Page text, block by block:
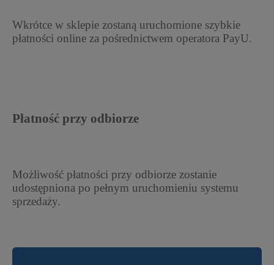
Wkrótce w sklepie zostaną uruchomione szybkie
płatności online za pośrednictwem operatora PayU.
Płatność przy odbiorze
Możliwość płatności przy odbiorze zostanie
udostępniona po pełnym uruchomieniu systemu
sprzedaży.